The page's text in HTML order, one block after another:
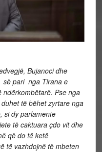
Bujanoci dhe
së pari nga Tirana e
ndërkombëtarë. Pse nga
të bëhet zyrtare nga
si dy parlamente
të caktuara çdo vit dhe
që do të ketë
të vazhdojnë të mbeten